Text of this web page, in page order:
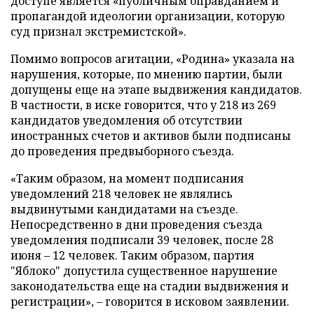
пропагандой идеологии организации, которую
суд признал экстремистской».
Помимо вопросов агитации, «Родина» указала на
нарушения, которые, по мнению партии, были
допущены еще на этапе выдвижения кандидатов.
В частности, в иске говорится, что у 218 из 269
кандидатов уведомления об отсутствии
иностранных счетов и активов были подписаны
до проведения предвыборного съезда.
«Таким образом, на момент подписания
уведомлений 218 человек не являлись
выдвинутыми кандидатами на съезде.
Непосредственно в дни проведения съезда
уведомления подписали 39 человек, после 28
июня – 12 человек. Таким образом, партия
"Яблоко" допустила существенное нарушение
законодательства еще на стадии выдвижения и
регистрации», – говорится в исковом заявлении.